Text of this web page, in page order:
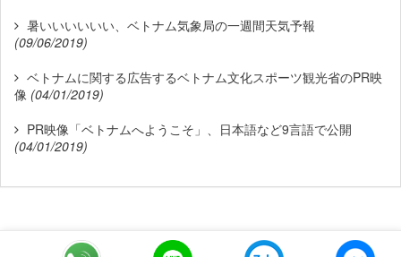
暑いいいいいい、ベトナム気象局の一週間天気予報
(09/06/2019)
ベトナムに関する広告するベトナム文化スポーツ観光省のPR映
像 (04/01/2019)
PR映像「ベトナムへようこそ」、日本語など9言語で公開
(04/01/2019)